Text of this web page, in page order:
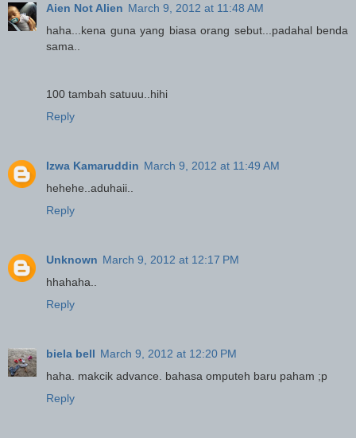
Aien Not Alien March 9, 2012 at 11:48 AM
haha...kena guna yang biasa orang sebut...padahal benda
sama..
100 tambah satuuu..hihi
Reply
Izwa Kamaruddin March 9, 2012 at 11:49 AM
hehehe..aduhaii..
Reply
Unknown March 9, 2012 at 12:17 PM
hhahaha..
Reply
biela bell March 9, 2012 at 12:20 PM
haha. makcik advance. bahasa omputeh baru paham ;p
Reply